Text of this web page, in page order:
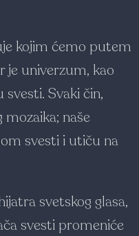
kojim ćemo putem
univerzum, kao
Svaki čin,
naše
svesti i utiču na
svetskog glasa,
svesti promeniće